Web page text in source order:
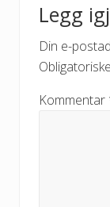
Legg
Din e-
Kommentar